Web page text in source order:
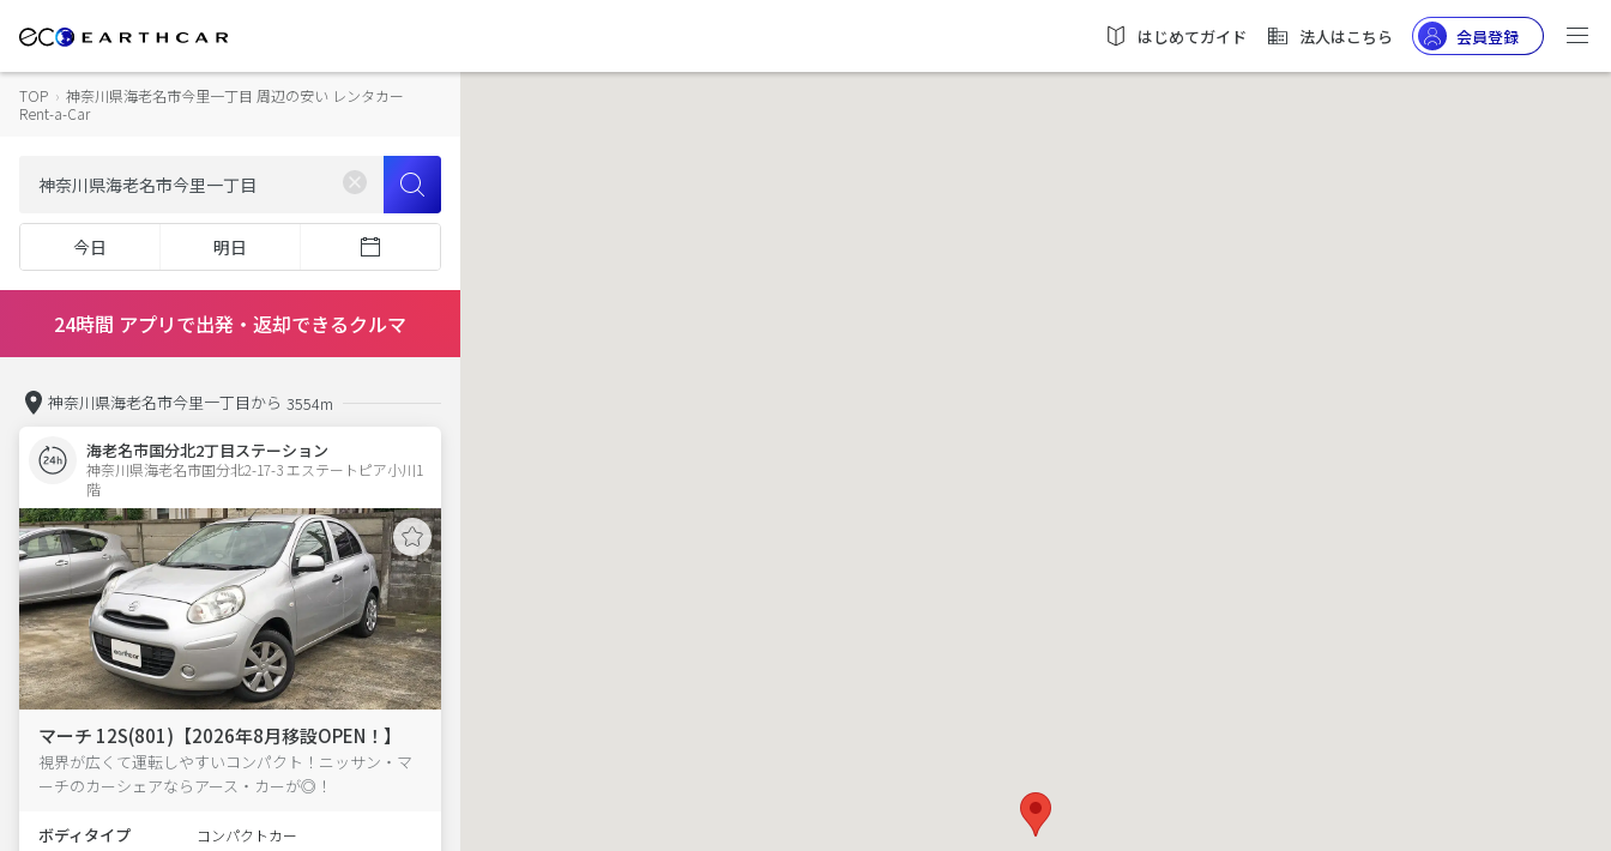
はじめてガイド 法人はこちら 会員登録
TOP › 神奈川県海老名市今里一丁目 周辺の安い レンタカー
Rent-a-Car
今日 明日
24時間 アプリで出発・返却できるクルマ
神奈川県海老名市今里一丁目から 3554m
海老名市国分北2丁目ステーション
神奈川県海老名市国分北2-17-3 エステートピア小川1
階
マーチ 12S(801)【2026年8月移設OPEN！】
視界が広くて運転しやすいコンパクト！ニッサン・マ
ーチのカーシェアならアース・カーが◎！
ボディタイプ コンパクトカー